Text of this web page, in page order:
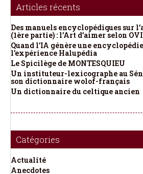
Articles récents
Des manuels encyclopédiques sur
(1ère partie) : l’Art d’aimer selon
Quand l’IA génère une
l’expérience Halupédia
Le Spicilège de MONTESQUIEU
Un instituteur-lexicographe au
son dictionnaire wolof-français
Un dictionnaire du celtique ancien
Catégories
Actualité
Anecdotes